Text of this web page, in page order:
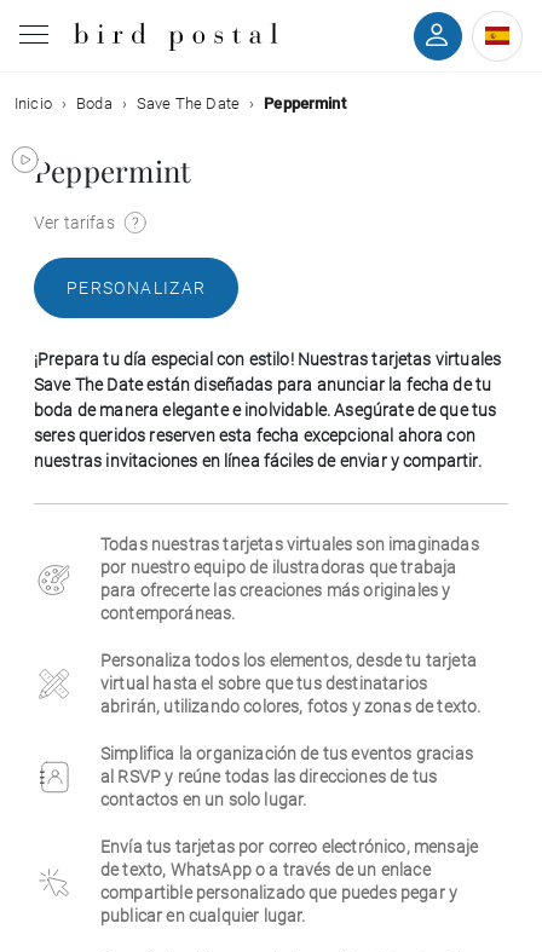
Boda
Nacimiento
Comunión
Condolencias
Cumpleaños
Empresa
Inicio Boda Save The Date Peppermint
Peppermint
Ver tarifas
PERSONALIZAR
¡Prepara tu día especial con estilo! Nuestras tarjetas virtuales
Save The Date están diseñadas para anunciar la fecha de tu
boda de manera elegante e inolvidable. Asegúrate de que tus
seres queridos reserven esta fecha excepcional ahora con
nuestras invitaciones en línea fáciles de enviar y compartir.
Todas nuestras tarjetas virtuales son imaginadas
por nuestro equipo de ilustradoras que trabaja
para ofrecerte las creaciones más originales y
contemporáneas.
Personaliza todos los elementos, desde tu tarjeta
virtual hasta el sobre que tus destinatarios
abrirán, utilizando colores, fotos y zonas de texto.
Simplifica la organización de tus eventos gracias
al RSVP y reúne todas las direcciones de tus
contactos en un solo lugar.
Envía tus tarjetas por correo electrónico, mensaje
de texto, WhatsApp o a través de un enlace
compartible personalizado que puedes pegar y
publicar en cualquier lugar.